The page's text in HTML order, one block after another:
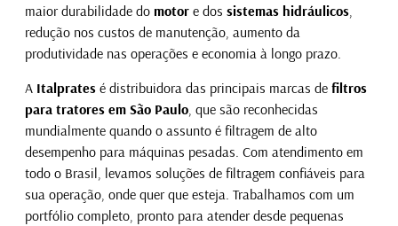
maior durabilidade do motore dos sistemas hidráulicos,
redução nos custos de manutenção, aumento da
produtividade nas operações e economia à longo prazo.
A Italpratesé distribuidora das principais marcas de filtros
para tratores em São Paulo, que são reconhecidas
mundialmente quando o assunto é filtragem de alto
desempenho para máquinas pesadas. Com atendimento em
todo o Brasil, levamos soluções de filtragem confiáveis para
sua operação, onde quer que esteja. Trabalhamos com um
portfólio completo, pronto para atender desde pequenas